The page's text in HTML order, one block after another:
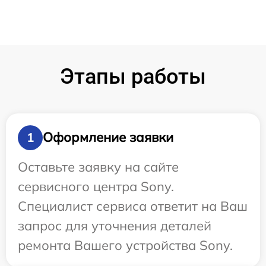
Этапы работы
1
Оформление заявки
Оставьте заявку на сайте
сервисного центра Sony.
Специалист сервиса ответит на Ваш
запрос для уточнения деталей
ремонта Вашего устройства Sony.